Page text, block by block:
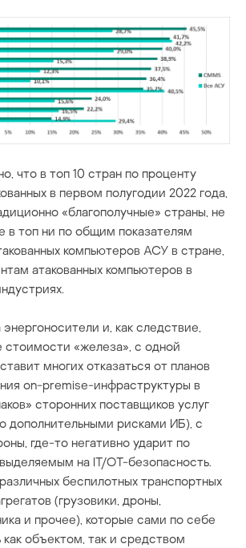
что в топ 10 стран по проценту
в первом полугодии 2022 года,
«благополучные» страны, не
в топ ни по общим показателям
компьютеров АСУ в стране,
атакованных компьютеров в
и, как следствие,
стоимости «железа», с одной
многих отказаться от планов
on-premise-инфраструктуры в
сторонних поставщиков услуг
дополнительными рисками ИБ), с
где-то негативно ударит по
на IT/OT-безопасность.
беспилотных транспортных
(грузовики, дроны,
и прочее), которые сами по себе
как объектом, так и средством